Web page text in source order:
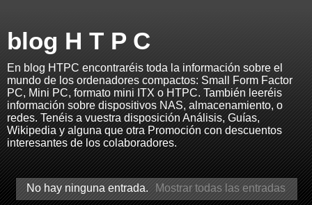
blog H T P C
En blog HTPC encontraréis toda la información sobre el
mundo de los ordenadores compactos: Small Form Factor
PC, Mini PC, formato mini ITX o HTPC. También leeréis
información sobre dispositivos NAS, almacenamiento, o
redes. Tenéis a vuestra disposición Análisis, Guías,
Wikipedia y alguna que otra Promoción con descuentos
interesantes de los colaboradores.
No hay ninguna entrada. Mostrar todas las entradas